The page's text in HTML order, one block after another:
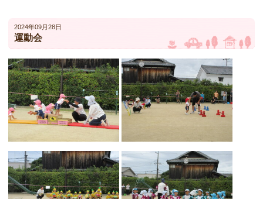
2024年09月28日
運動会